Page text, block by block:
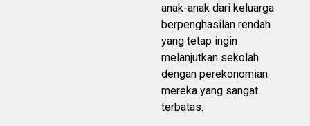
anak-anak dari keluarga
berpenghasilan rendah
yang tetap ingin
melanjutkan sekolah
dengan perekonomian
mereka yang sangat
terbatas.